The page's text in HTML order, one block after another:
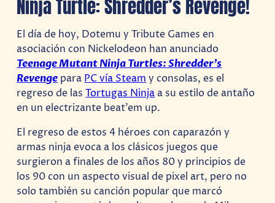
Ninja Turtle: Shredder’s Revenge!
El día de hoy, Dotemu y Tribute Games en
asociación con Nickelodeon han anunciado
Teenage Mutant Ninja Turtles: Shredder’s
Revenge para PC vía Steam y consolas, es el
regreso de lasTortugas Ninja a su estilo de antaño
en un electrizante beat’em up.
El regreso de estos 4 héroes con caparazón y
armas ninja evoca a los clásicos juegos que
surgieron a finales de los años 80 y principios de
los 90 con un aspecto visual de pixel art, pero no
solo también su canción popular que marcó